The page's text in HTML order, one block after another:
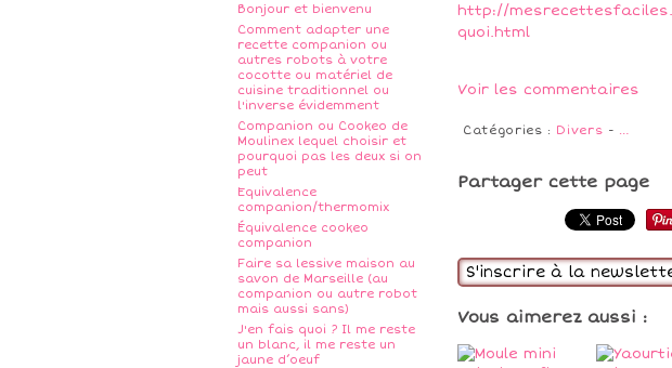
Bonjour et bienvenu
Comment adapter une
recette companion ou
autres robots à votre
cocotte ou matériel de
cuisine traditionnel ou
l'inverse évidemment
Companion ou Cookeo de
Moulinex lequel choisir et
pourquoi pas les deux si on
peut
Equivalence
companion/thermomix
Équivalence cookeo
companion
Faire sa lessive maison au
savon de Marseille (au
companion ou autre robot
mais aussi sans)
J'en fais quoi ? Il me reste
un blanc, il me reste un
jaune d’oeuf
http://
quoi.html
Voir les commentaires
Catégories : Divers - …
Partager cette page
S'inscrire à la
Vous aimerez aussi :